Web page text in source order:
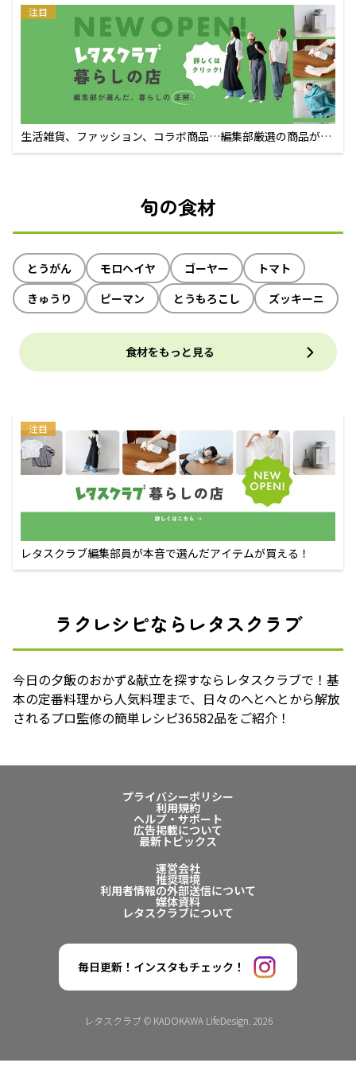
注目
生活雑貨、ファッション、コラボ商品…編集部厳選の商品が買
えるECサイト
旬の食材
とうがん モロヘイヤ ゴーヤー
トマト
きゅうり
ピーマン とうもろこし ズッキーニ
食材をもっと見る
注目
レタスクラブ編集部員が本音で選んだアイテムが買える！
ラクレシピならレタスクラブ
今日の夕飯のおかず&献立を探すならレタスクラブで！基
本の定番料理から人気料理まで、日々のへとへとから解放
されるプロ監修の簡単レシピ36582品をご紹介！
プライバシーポリシー
利用規約
ヘルプ・サポート
広告掲載について
最新トピックス
運営会社
推奨環境
利用者情報の外部送信について
媒体資料
レタスクラブについて
毎日更新！インスタもチェック！
レタスクラブ © KADOKAWA LifeDesign. 2026